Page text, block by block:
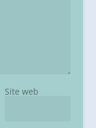
Site web